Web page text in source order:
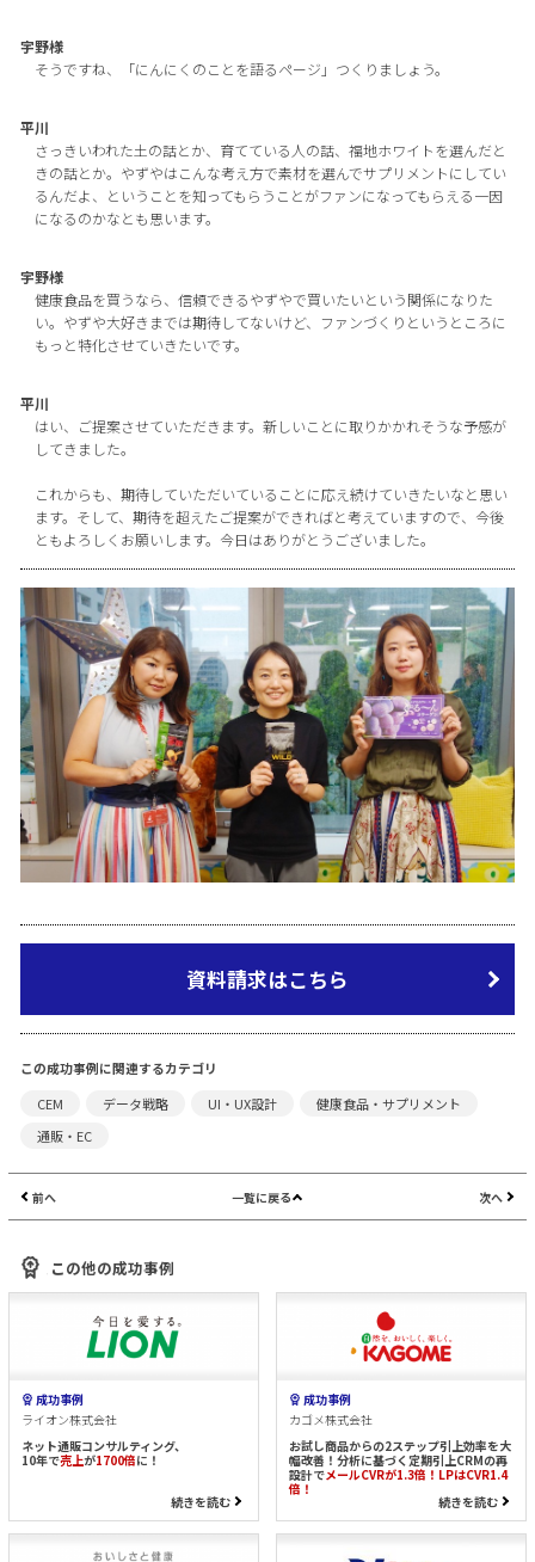
宇野様
そうですね、「にんにくのことを語るページ」つくりましょう。
平川
さっきいわれた土の話とか、育てている人の話、福地ホワイトを選んだと
きの話とか。やずやはこんな考え方で素材を選んでサプリメントにしてい
るんだよ、ということを知ってもらうことがファンになってもらえる一因
になるのかなとも思います。
宇野様
健康食品を買うなら、信頼できるやずやで買いたいという関係になりた
い。やずや大好きまでは期待してないけど、ファンづくりというところに
もっと特化させていきたいです。
平川
はい、ご提案させていただきます。新しいことに取りかかれそうな予感が
してきました。
これからも、期待していただいていることに応え続けていきたいなと思い
ます。そして、期待を超えたご提案ができればと考えていますので、今後
ともよろしくお願いします。今日はありがとうございました。
資料請求はこちら
この成功事例に関連するカテゴリ
CEM
データ戦略 UI・UX設計
健康食品・サプリメント
通販・EC
前へ 一覧に戻る 次へ
この他の成功事例
成功事例
ライオン株式会社
ネット通販コンサルティング、
10年で売上が1700倍に！
続きを読む
成功事例
カゴメ株式会社
お試し商品からの2ステップ引上効率を大
幅改善！分析に基づく定期引上CRMの再
設計でメールCVRが1.3倍！LPはCVR1.4
倍！
続きを読む